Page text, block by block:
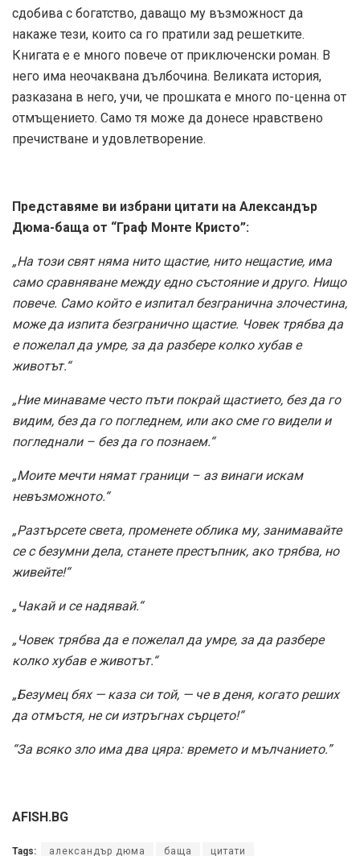
сдобива с богатство, даващо му възможност да
накаже тези, които са го пратили зад решетките.
Книгата е е много повече от приключенски роман. В
него има неочаквана дълбочина. Великата история,
разказана в него, учи, че прошката е много по-ценна от
отмъщението. Само тя може да донесе нравствено
пречистване и удовлетворение.
Представяме ви избрани цитати на Александър
Дюма-баща от “Граф Монте Кристо”:
„На този свят няма нито щастие, нито нещастие, има
само сравняване между едно състояние и друго. Нищо
повече. Само който е изпитал безгранична злочестина,
може да изпита безгранично щастие. Човек трябва да
е пожелал да умре, за да разбере колко хубав е
животът.“
„Ние минаваме често пъти покрай щастието, без да го
видим, без да го погледнем, или ако сме го видели и
погледнали – без да го познаем.“
„Моите мечти нямат граници – аз винаги искам
невъзможното.“
„Разтърсете света, променете облика му, занимавайте
се с безумни дела, станете престъпник, ако трябва, но
живейте!“
„Чакай и се надявай.“
„Човек трябва да е пожелал да умре, за да разбере
колко хубав е животът.“
„Безумец бях — каза си той, — че в деня, когато реших
да отмъстя, не си изтръгнах сърцето!“
“За всяко зло има два цяра: времето и мълчанието.”
AFISH.BG
Tags: александър дюма баща цитати